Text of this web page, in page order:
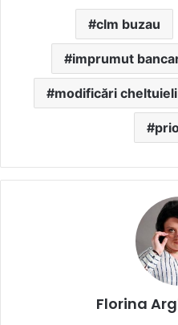
clm buzau
imprumut
modificări cheltuieli
Florina